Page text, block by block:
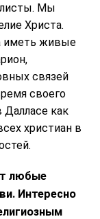
Мы
Христа.
иметь живые
связей
своего
Далласе как
христиан в
любые
Интересно